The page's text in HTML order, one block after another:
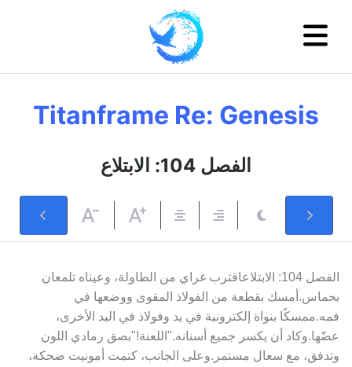
Titanframe Re: Genesis
الفصل 104: الابتلاع
الفصل 104: الابتلاعاقترب غراي من الطاولة، وعيناه تلمعان
بحماس.أمسك بقطعة من الفولاذ المقوى ووضعها في
فمه.ممسكًا بنواة إلكترونية في يد وفولاذ في اليد الأخرى،
عضّها.وكاد أن يكسر جميع أسنانه."اللعنة!"بصق رمادي اللون
وتدفق، مع سعال مستمر.وعلى الجانب، كتمت أمونيت ضحكة،